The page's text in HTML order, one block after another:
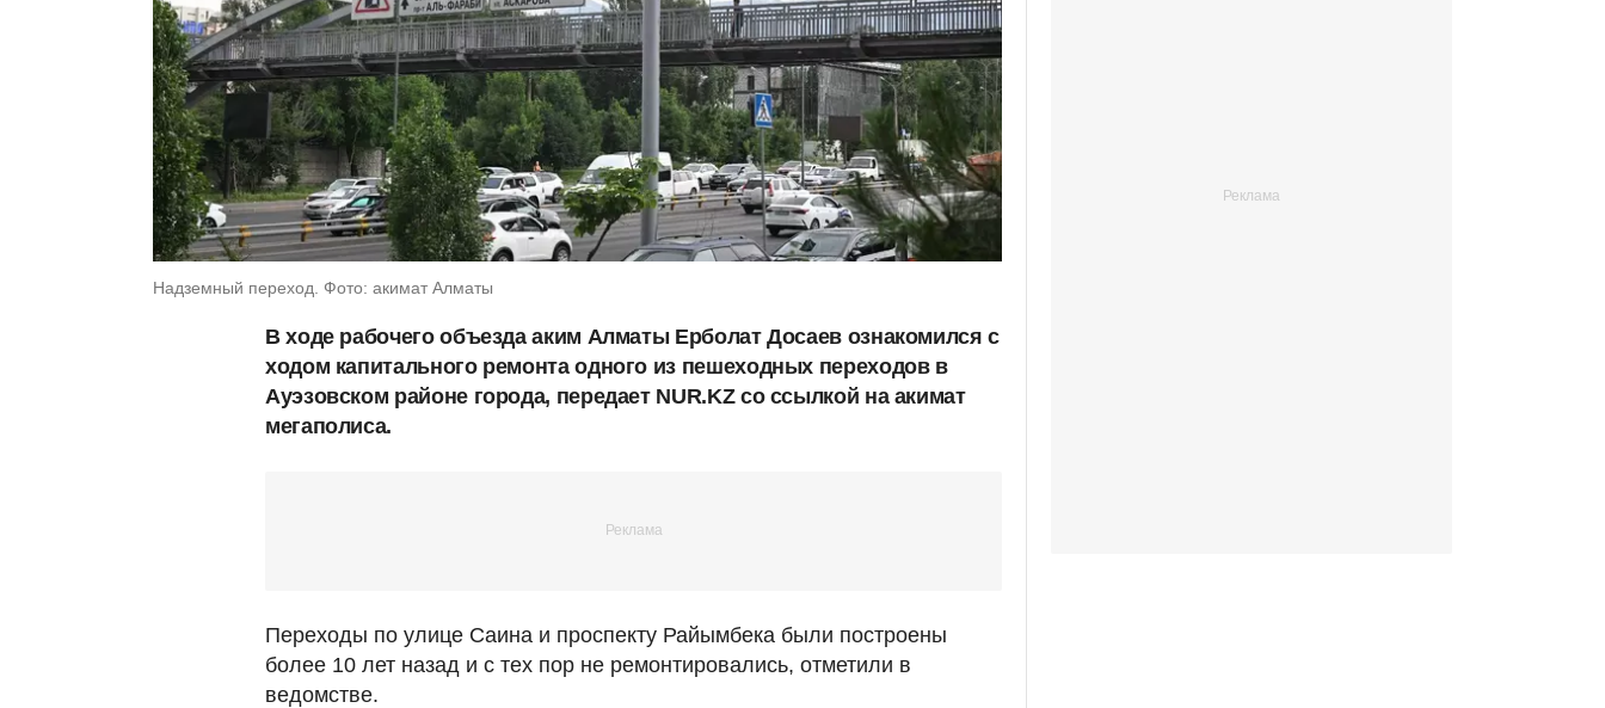
Надземный переход. Фото: акимат Алматы
В ходе рабочего объезда аким Алматы Ерболат Досаев ознакомился с
ходом капитального ремонта одного из пешеходных переходов в
Ауэзовском районе города, передает NUR.KZ со ссылкой на акимат
мегаполиса.
Переходы по улице Саина и проспекту Райымбека были построены
более 10 лет назад и с тех пор не ремонтировались, отметили в
ведомстве.